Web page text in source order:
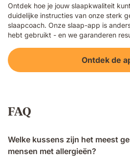
Ontdek hoe je jouw slaapkwaliteit
duidelijke instructies van onze sterk
slaapcoach. Onze slaap-app is
hebt gebruikt - en we garanderen
Ontdek de
FAQ
Welke kussens zijn het meest
mensen met allergieën?